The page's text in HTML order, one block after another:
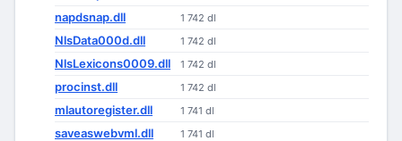
napdsnap.dll 1 742 dl
NlsData000d.dll 1 742 dl
NlsLexicons0009.dll 1 742 dl
procinst.dll 1 742 dl
mlautoregister.dll 1 741 dl
saveaswebvml.dll 1 741 dl